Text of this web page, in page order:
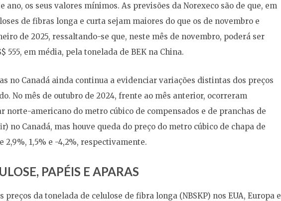
ano, os seus valores mínimos. As previsões da Norexeco são de que, em
de fibras longa e curta sejam maiores do que os de novembro e
de 2025, ressaltando-se que, neste mês de novembro, poderá ser
555, em média, pela tonelada de BEK na China.
no Canadá ainda continua a evidenciar variações distintas dos preços
No mês de outubro de 2024, frente ao mês anterior, ocorreram
norte-americano do metro cúbico de compensados e de pranchas de
no Canadá, mas houve queda do preço do metro cúbico de chapa de
2,9%, 1,5% e -4,2%, respectivamente.
PAPÉIS E APARAS
preços da tonelada de celulose de fibra longa (NBSKP) nos EUA, Europa e